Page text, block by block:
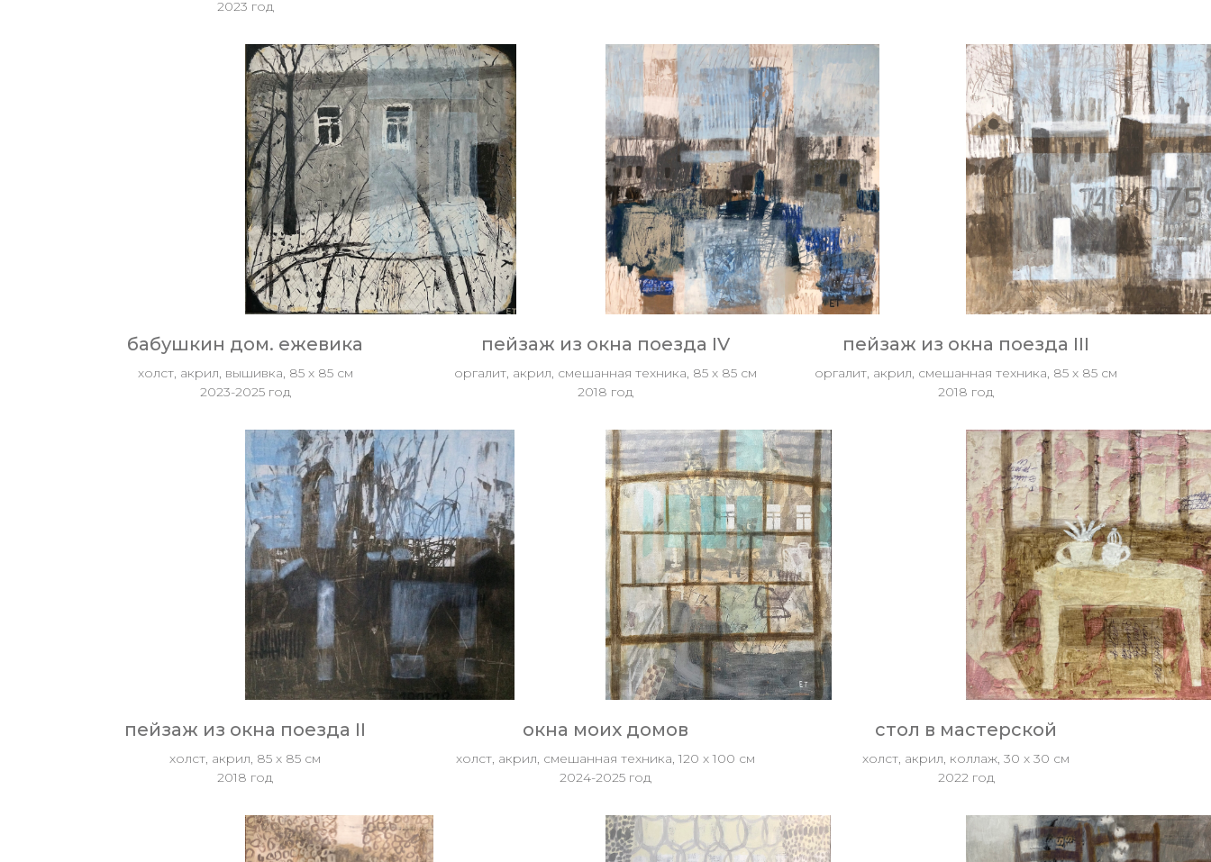
2023 год
бабушкин дом. ежевика
холст, акрил, вышивка, 85 х 85 см
2023-2025 год
пейзаж из окна поезда IV
оргалит, акрил, смешанная техника, 85 х 85 см
2018 год
пейзаж из окна поезда III
оргалит, акрил, смешанная техника, 85 х 85 см
2018 год
пейзаж из окна поезда II
холст, акрил, 85 х 85 см
2018 год
окна моих домов
холст, акрил, смешанная техника, 120 х 100 см
2024-2025 год
стол в мастерской
холст, акрил, коллаж, 30 х 30 см
2022 год